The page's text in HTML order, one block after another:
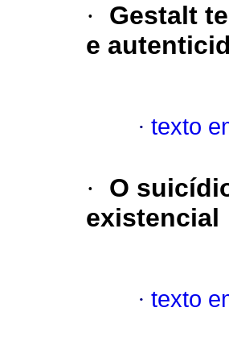
·
Gestalt
e
· texto
·
O
existencial
· texto